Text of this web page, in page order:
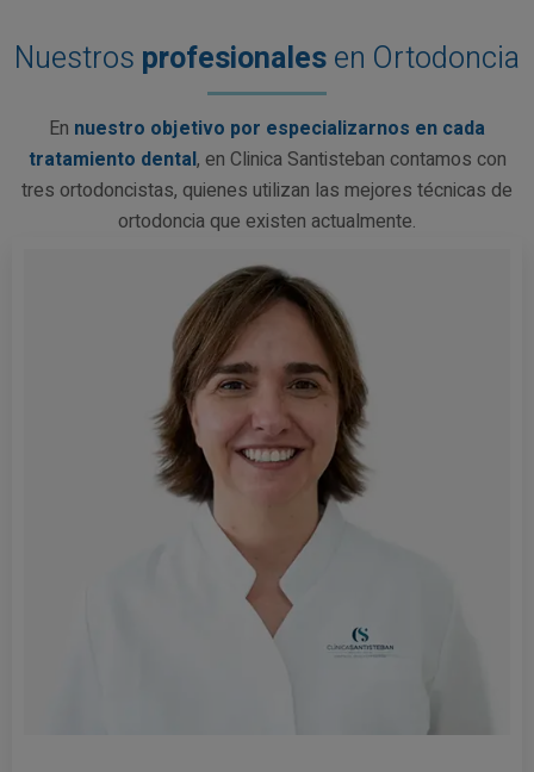
Nuestros profesionalesen Ortodoncia
En nuestro objetivo por especializarnos en cada
tratamiento dental, en Clinica Santisteban contamos con
tres ortodoncistas, quienes utilizan las mejores técnicas de
ortodoncia que existen actualmente.